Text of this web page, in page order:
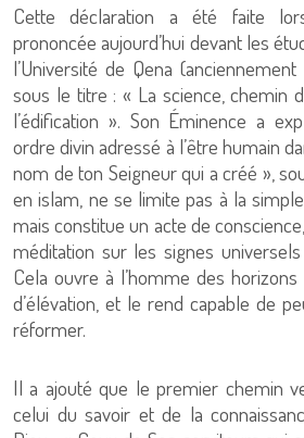
Cette déclaration a été faite
prononcée aujourd’hui devant les
l’Université de Qena
sous le titre : « La science, chemin
l’édification ». Son Éminence a
ordre divin adressé à l’être humain
nom de ton Seigneur qui a créé »,
en islam, ne se limite pas à la
mais constitue un acte de
méditation sur les signes
Cela ouvre à l’homme des
d’élévation, et le rend capable de
réformer.
Il a ajouté que le premier chemin
celui du savoir et de la